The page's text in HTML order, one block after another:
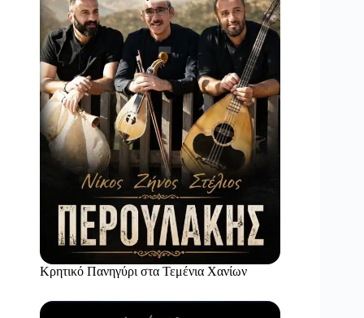
Κρητικό Πανηγύρι στα Τεμένια Χανίων